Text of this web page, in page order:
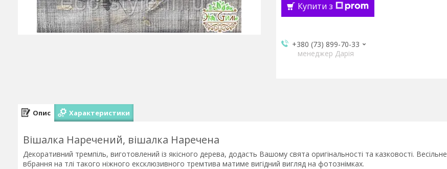
Купити з
+380 (73) 899-70-33
менеджер Дарія
Опис Характеристики
Вішалка Наречений, вішалка Наречена
Декоративний тремпіль, виготовлений із якісного дерева, додасть Вашому свята оригінальності та казковості. Весільне
вбрання на тлі такого ніжного ексклюзивного тремтива матиме вигідний вигляд на фотознімках.